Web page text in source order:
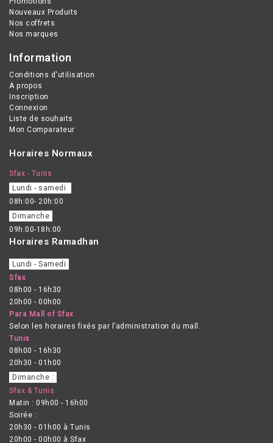
Nouveaux Produits
Nos coffrets
Nos marques
Information
Conditions d'utilisation
A propos
Inscription
Connexion
Liste de souhaits
Mon Comparateur
Horaires Normaux
Sfax - Tunis
Lundi - samedi
08h:00- 20h:00
Dimanche
09h:00-18h:00
Horaires Ramadhan
Lundi - Samedi
Sfax
08h00 - 16h30
20h00 - 00h00
Para Mall of Sfax
Selon les horaires fixés par l’administration du mall.
Tunis
08h00 - 16h30
20h30 - 01h00
Dimanche :
Sfax & Tunis
Matin : 09h00 - 16h00
Soirée :
20h30 - 01h00 à Tunis
20h00 - 00h00 à Sfax